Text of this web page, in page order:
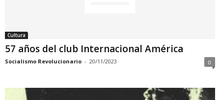
Cultura
57 años del club Internacional América
Socialismo Revolucionario - 20/11/2023 0